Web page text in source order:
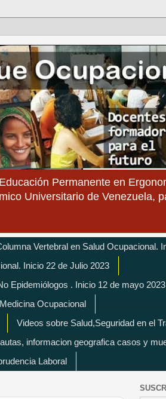
Permanente en
Universitario de Venezuela,
Vertebral en Salud Ocupacional.
Inicio 22 de Julio 2023
Epidemiólogos . Inicio 12 de mayo 2023
Ocupacional
Videos sobre Salud,Seguridad en el
informacion geografica casos y
Laboral